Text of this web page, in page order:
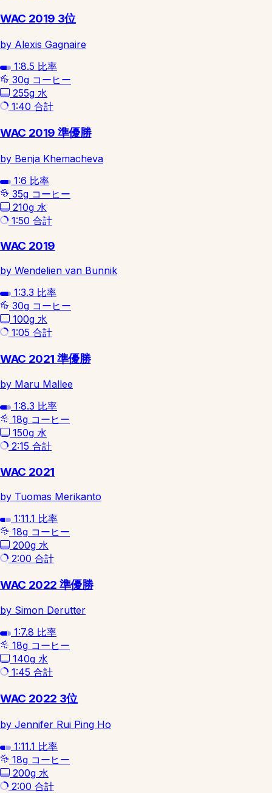
WAC 2019 3位
by Alexis Gagnaire
1:8.5 比率
30g コーヒー
255g 水
1:40 合計
WAC 2019 準優勝
by Benja Khemacheva
1:6 比率
35g コーヒー
210g 水
1:50 合計
WAC 2019
by Wendelien van Bunnik
1:3.3 比率
30g コーヒー
100g 水
1:05 合計
WAC 2021 準優勝
by Maru Mallee
1:8.3 比率
18g コーヒー
150g 水
2:15 合計
WAC 2021
by Tuomas Merikanto
1:11.1 比率
18g コーヒー
200g 水
2:00 合計
WAC 2022 準優勝
by Simon Derutter
1:7.8 比率
18g コーヒー
140g 水
1:45 合計
WAC 2022 3位
by Jennifer Rui Ping Ho
1:11.1 比率
18g コーヒー
200g 水
2:00 合計